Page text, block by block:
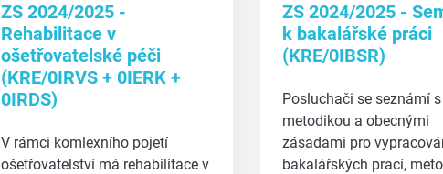
ZS 2024/2025 -
Rehabilitace v
ošetřovatelské péči
(KRE/0IRVS + 0IERK +
0IRDS)
V rámci komlexního pojetí
ošetřovatelství má rehabilitace v
ZS 2024/2025 -
k bakalářské práci
(KRE/0IBSR)
Posluchači se seznámí s
metodikou a obecnými
zásadami pro
bakalářských prací,